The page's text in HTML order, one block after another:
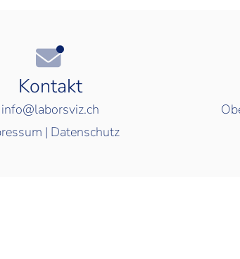
Kontakt
info@laborsviz.ch
| Datenschutz